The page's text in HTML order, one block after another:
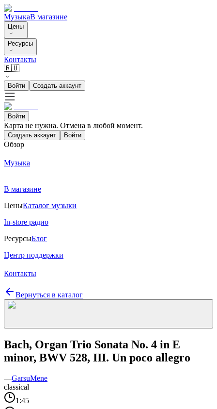
МузыкаВ магазине
Цены
Ресурсы
Контакты
🇷🇺
Войти Создать аккаунт
Войти
Карта не нужна. Отмена в любой момент.
Создать аккаунт Войти
Обзор
Музыка
В магазине
ЦеныКаталог музыки
In-store радио
РесурсыБлог
Центр поддержки
Контакты
Вернуться в каталог
Bach, Organ Trio Sonata No. 4 in E
minor, BWV 528, III. Un poco allegro
—GarsuMene
classical
1:45